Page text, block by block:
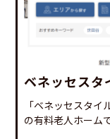
ベネッセスタ
「ベネッセスタ
の有料老人ホーム